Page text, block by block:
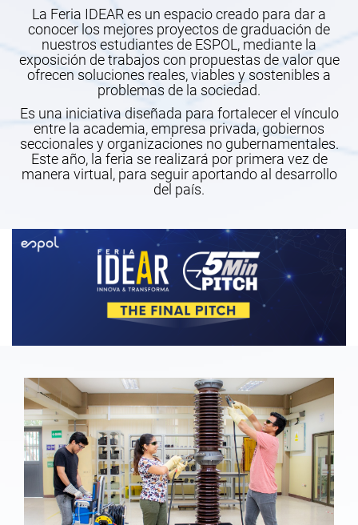
La Feria IDEAR es un espacio creado para dar a
conocer los mejores proyectos de graduación de
nuestros estudiantes de ESPOL, mediante la
exposición de trabajos con propuestas de valor que
ofrecen soluciones reales, viables y sostenibles a
problemas de la sociedad.
Es una iniciativa diseñada para fortalecer el vínculo
entre la academia, empresa privada, gobiernos
seccionales y organizaciones no gubernamentales.
Este año, la feria se realizará por primera vez de
manera virtual, para seguir aportando al desarrollo
del país.